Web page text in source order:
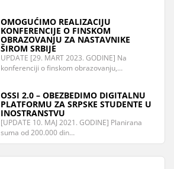
OMOGUĆIMO REALIZACIJU
KONFERENCIJE O FINSKOM
OBRAZOVANJU ZA NASTAVNIKE
ŠIROM SRBIJE
UPDATE [29. MART 2023. GODINE] Na
konferenciji o finskom obrazovanju,…
OSSI 2.0 – OBEZBEDIMO DIGITALNU
PLATFORMU ZA SRPSKE STUDENTE U
INOSTRANSTVU
[UPDATE 10. MAJ 2021. GODINE] Planirana
suma od 200.000 din…